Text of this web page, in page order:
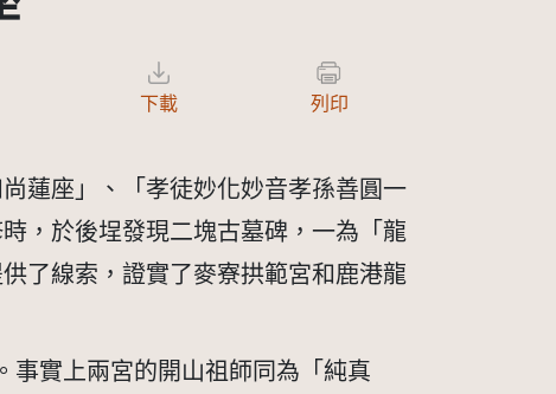
下載 列印
蓮座」、「孝徒妙化妙音孝孫善圓一
，於後埕發現二塊古墓碑，一為「龍
了線索，證實了麥寮拱範宮和鹿港龍
事實上兩宮的開山祖師同為「純真